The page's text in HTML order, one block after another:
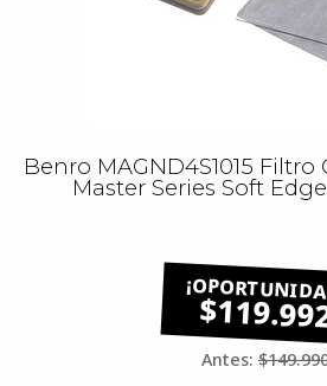
Benro MAGND4S1015
Master Series Soft
Antes: